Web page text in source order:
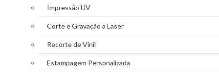
Impressão UV
Corte e Gravação a Laser
Recorte de Vinil
Estampagem Personalizada